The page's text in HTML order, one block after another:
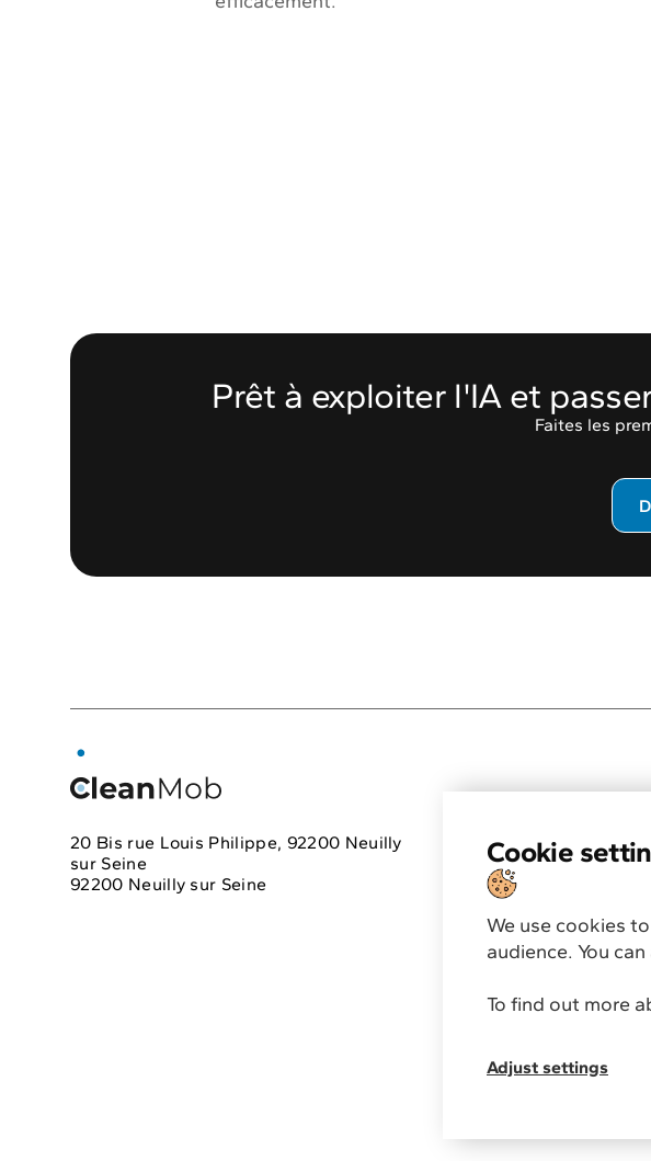
Prêt à exploiter l'IA et
Faites les
20 Bis rue Louis Philippe, 92200 Neuilly
sur Seine
92200 Neuilly sur Seine
Maintenance and
Mileage records
and consumption
Planification de
l'électrification de la
électriquesSupervision
domicileAmélioration
de la sécurité routière
des véhicules
Cookie
We use cookies
audience. You
To find out more
Adjust settings